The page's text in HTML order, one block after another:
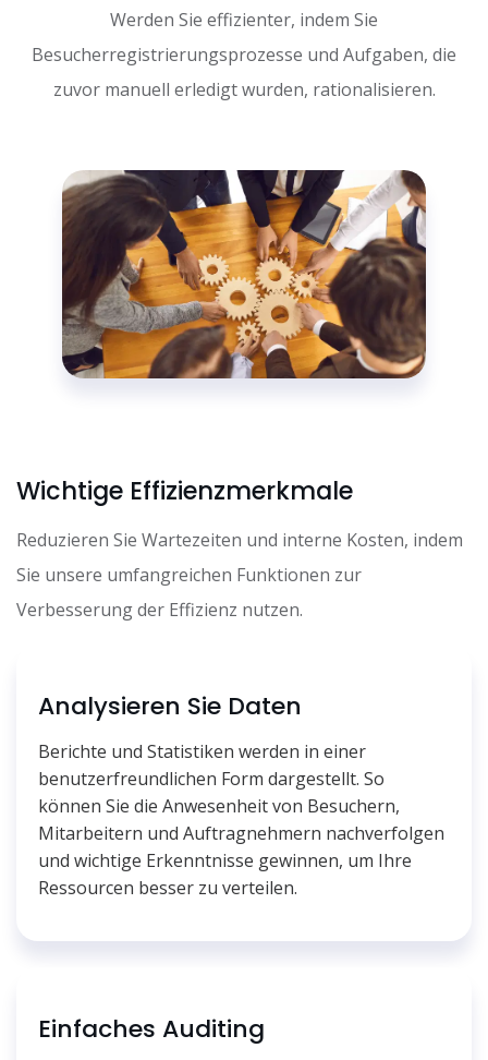
Werden Sie effizienter, indem Sie
Besucherregistrierungsprozesse und Aufgaben, die
zuvor manuell erledigt wurden, rationalisieren.
Wichtige Effizienzmerkmale
Reduzieren Sie Wartezeiten und interne Kosten, indem
Sie unsere umfangreichen Funktionen zur
Verbesserung der Effizienz nutzen.
Analysieren Sie Daten
Berichte und Statistiken werden in einer
benutzerfreundlichen Form dargestellt. So
können Sie die Anwesenheit von Besuchern,
Mitarbeitern und Auftragnehmern nachverfolgen
und wichtige Erkenntnisse gewinnen, um Ihre
Ressourcen besser zu verteilen.
Einfaches Auditing